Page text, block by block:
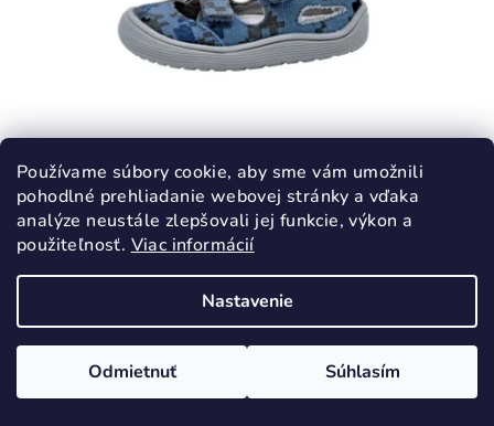
Používame súbory cookie, aby sme vám umožnili
pohodlné prehliadanie webovej stránky a vďaka
analýze neustále zlepšovali jej funkcie, výkon a
použiteľnosť. Viac informácií
Nastavenie
Odmietnuť Súhlasím
PROTETIKA TAFI BLUE plátenné sandále
BAREFOOT
23,30 €
38,90 € (–40 %)
Skladom
KÓD: 3445/19